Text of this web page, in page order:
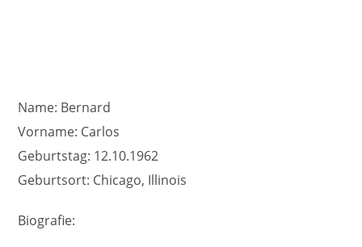
Name: Bernard
Vorname: Carlos
Geburtstag: 12.10.1962
Geburtsort: Chicago, Illinois
Biografie: